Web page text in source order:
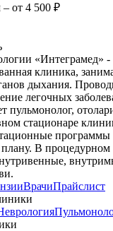
– от 4 500 ₽
«Интеграмед» -
клиника,
дыхания.
легочных
пульмонолог,
стационаре
программы
В процедурном
ВрачиПрайслист